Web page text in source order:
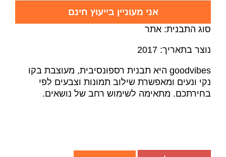
אני מעוניין בייעוץ חינם
סוג התבנית: אתר
נוצר בתאריך: 2017
goodvibes היא תבנית רספונסיבית, מעוצבת בקו
נקי ונעים ומאפשרת שילוב תמונות וצבעים לפי
בחירתכם. מתאימה לשימוש רחב של נושאים.